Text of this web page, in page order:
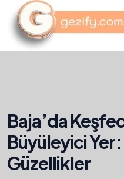
Baja’da
Büyüleyici Yer:
Güzellikler